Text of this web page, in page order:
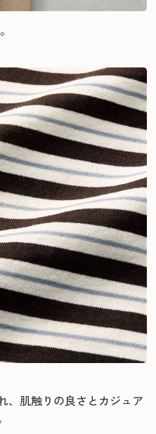
、肌触りの良さとカジュア